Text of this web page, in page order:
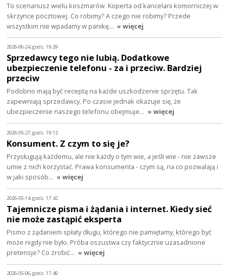
To scenariusz wielu koszmarów. Koperta od kancelarii komorniczej w
skrzynce pocztowej. Co robimy? A czego nie robimy? Przede
wszystkim nie wpadamy w panikę… » więcej
2026-06-24, godz. 19:29
Sprzedawcy tego nie lubią. Dodatkowe
ubezpieczenie telefonu - za i przeciw. Bardziej
przeciw
Podobno mają być receptą na każde uszkodzenie sprzętu. Tak
zapewniają sprzedawcy. Po czasie jednak okazuje się, że
ubezpieczenie naszego telefonu obejmuje… » więcej
2026-05-27, godz. 19:12
Konsument. Z czym to się je?
Przysługują każdemu, ale nie każdy o tym wie, a jeśli wie - nie zawsze
umie z nich korzystać. Prawa konsumenta - czym są, na co pozwalają i
w jaki sposób… » więcej
2026-05-14, godz. 17:42
Tajemnicze pisma i żądania i internet. Kiedy sieć
nie może zastąpić eksperta
Pismo z żądaniem spłaty długu, którego nie pamiętamy, którego być
może nigdy nie było. Próba oszustwa czy faktycznie uzasadnione
pretensje? Co zrobić… » więcej
2026-05-06, godz. 17:49